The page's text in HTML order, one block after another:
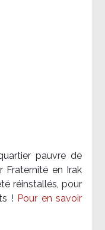
pauvre de
Fraternité en Irak​
réinstallés, pour
! Pour en savoir